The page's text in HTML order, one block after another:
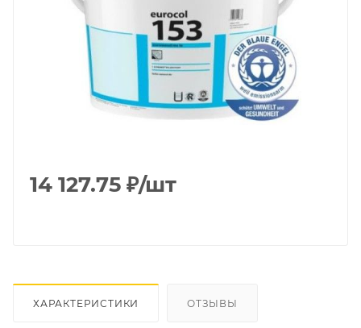
14 127.75 ₽/шт
ХАРАКТЕРИСТИКИ ОТЗЫВЫ